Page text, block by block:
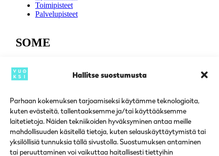
Hallitse suostumusta
Parhaan kokemuksen tarjoamiseksi käytämme teknologioita,
kuten evästeitä, tallentaaksemme ja/tai käyttääksemme
laitetietoja. Näiden tekniikoiden hyväksyminen antaa meille
mahdollisuuden käsitellä tietoja, kuten selauskäyttäytymistä tai
yksilöllisiä tunnuksia tällä sivustolla. Suostumuksen antaminen
tai peruuttaminen voi vaikuttaa haitallisesti tiettyihin
Toimipisteet
Palvelupisteet
SOME
Töiden ja tekijöiden kohtaamispaikka (tyomarkkinatori.fi)
Työhön (vuoksi.fi)
Työ ja yrittäminen (isojoki.fi)
Työllisyys- ja rekrytointipalvelut (karijoki.fi)
Työllisyys- ja työnantajapalvelut (kauhajoki.fi)